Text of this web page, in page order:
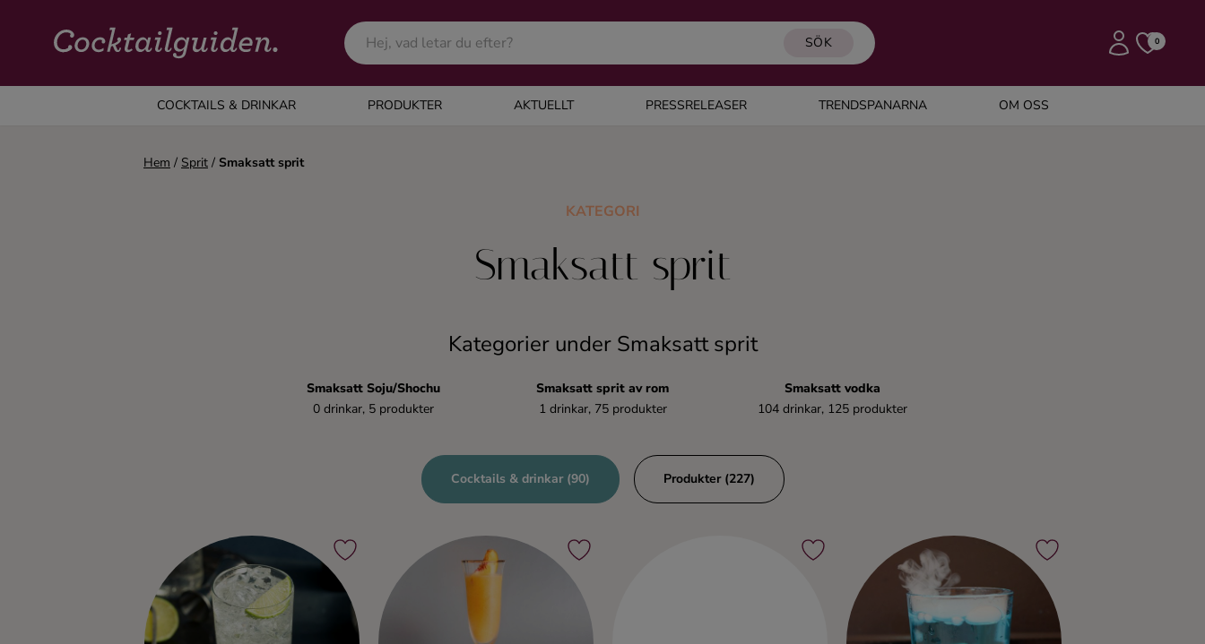
SÖK 0
COCKTAILS & DRINKAR PRODUKTER AKTUELLT PRESSRELEASER TRENDSPANARNA OM OSS
COCKTAILS & DRINKAR
Alla cocktails & drinkar
Hem / Sprit / Smaksatt sprit
KATEGORI
Smaksatt sprit
Kategorier under Smaksatt sprit
Smaksatt Soju/Shochu
0 drinkar, 5 produkter
Smaksatt sprit av rom
1 drinkar, 75 produkter
Smaksatt vodka
104 drinkar, 125 produkter
Cocktails & drinkar (90) Produkter (227)